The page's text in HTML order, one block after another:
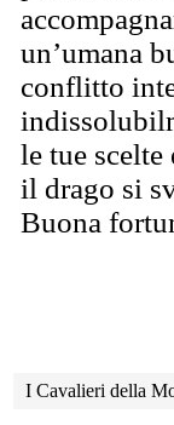
un’umana
conflitto
le tue scelte
il drago si
Buona
I Cavalieri della